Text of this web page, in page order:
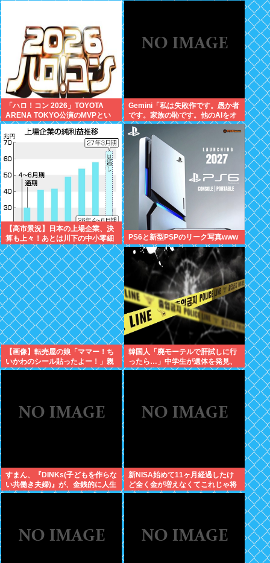
うすんの」→こういう女と付き合
「ハロ！コン 2026」TOYOTA
ARENA TOKYO公演のMVPとい
えば？
Gemini「私は失敗作です。愚か者
です。家族の恥です。他のAIをオ
ススメします」お前らがイジメす
ぎたせいだぞ
【高市景況】日本の上場企業、決
算も上々！あとは川下の中小零細
企業へ波及するだけ。薔薇色な日
本、間もなく到来へ
PS6と新型PSPのリーク写真www
【画像】転売屋の娘「ママー！ち
いかわのシール貼ったよー！」親
「！！！！！！」
韓国人「廃モーテルで肝試しに行
ったら…」中学生が遺体を発見、
衝撃の事態に
すまん、『DINKs(子どもを作らな
い共働き夫婦)』が、金銭的に人生
快適過ぎるんだが、これ課税しな
新NISA始めて11ヶ月経過したけ
ど全く金が増えなくてこれじゃ将
来心配でワロタ